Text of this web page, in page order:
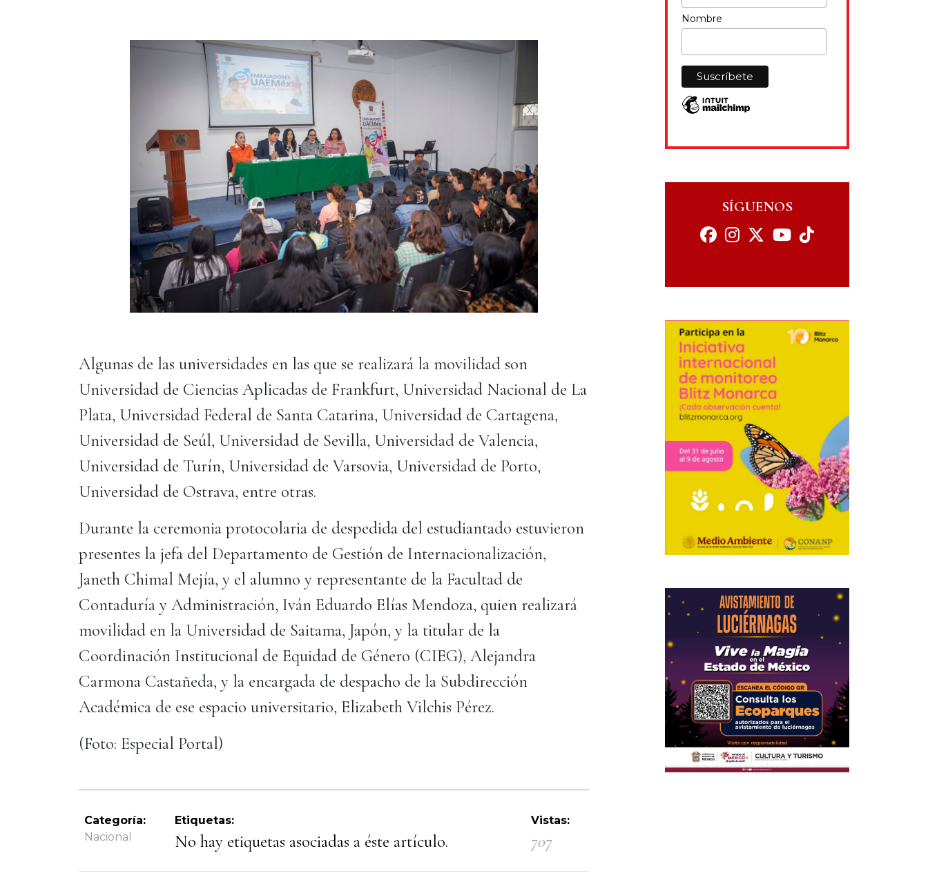
Algunas de las universidades en las que se realizará la movilidad son
Universidad de Ciencias Aplicadas de Frankfurt, Universidad Nacional de La
Plata, Universidad Federal de Santa Catarina, Universidad de Cartagena,
Universidad de Seúl, Universidad de Sevilla, Universidad de Valencia,
Universidad de Turín, Universidad de Varsovia, Universidad de Porto,
Universidad de Ostrava, entre otras.
Durante la ceremonia protocolaria de despedida del estudiantado estuvieron
presentes la jefa del Departamento de Gestión de Internacionalización,
Janeth Chimal Mejía, y el alumno y representante de la Facultad de
Contaduría y Administración, Iván Eduardo Elías Mendoza, quien realizará
movilidad en la Universidad de Saitama, Japón, y la titular de la
Coordinación Institucional de Equidad de Género (CIEG), Alejandra
Carmona Castañeda, y la encargada de despacho de la Subdirección
Académica de ese espacio universitario, Elizabeth Vilchis Pérez.
(Foto: Especial Portal)
Categoría:
Nacional
Etiquetas:
No hay etiquetas asociadas a éste artículo.
Vistas:
707
Nombre
SÍGUENOS